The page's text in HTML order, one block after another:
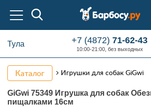
Тула +7 (4872)71-62-43
10:00-21:00, без выходных
Каталог Игрушки для собак GiGwi
GiGwi 75349 Игрушка для собак
пищалками 16см